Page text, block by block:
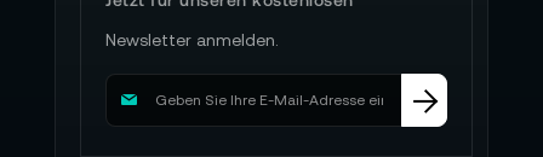
Newsletter anmelden.
M